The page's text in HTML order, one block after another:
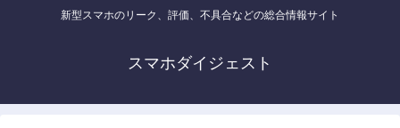
新型スマホのリーク、評価、不具合などの総合情報サイト
スマホダイジェスト